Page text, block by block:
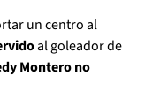
un centro al
al goleador de
Montero no